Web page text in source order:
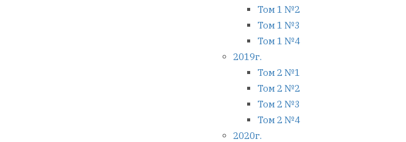
Том 1 №2
Том 1 №3
Том 1 №4
2019г.
Том 2 №1
Том 2 №2
Том 2 №3
Том 2 №4
2020г.